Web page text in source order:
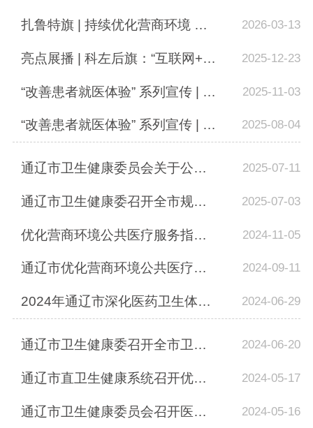
扎鲁特旗 | 持续优化营商环境 暖心举措守护健康 2026-03-13
亮点展播 | 科左后旗：“互联网+护理服务”让护理服务暖心到家 2025-12-23
“改善患者就医体验” 系列宣传 | 通辽市蒙医整骨医院 2025-11-03
“改善患者就医体验” 系列宣传 | 通辽市第二人民医院 2025-08-04
通辽市卫生健康委员会关于公布全市医疗卫生机构集中整治医德医风有关问题举报电话... 2025-07-11
通辽市卫生健康委召开全市规范医疗行为促进医保基金合理使用及整治重复医疗检查检... 2025-07-03
优化营商环境公共医疗服务指标新题研判会 2024-11-05
通辽市优化营商环境公共医疗服务指标任务调度会 2024-09-11
2024年通辽市深化医药卫生体制改革推进会议暨紧密型县域医共体建设现场会召开 2024-06-29
通辽市卫生健康委召开全市卫生健康系统优化营商环境拉练比评大会暨半年调度会 2024-06-20
通辽市直卫生健康系统召开优化营商环境调度会暨12345热线办理推进会 2024-05-17
通辽市卫生健康委员会召开医疗领域群众身边不正之风和腐败问题集中整治工作推进会 2024-05-16